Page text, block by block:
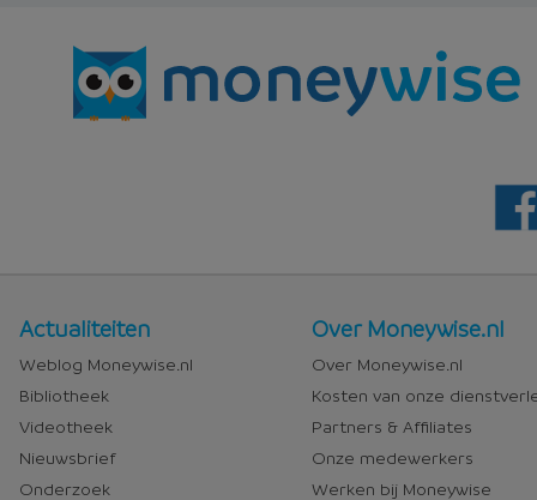
Nieuws
en
media
Actualiteiten
Weblog Moneywise.nl
Bibliotheek
Videotheek
Nieuwsbrief
Onderzoek
Over
Moneywise
Over Moneywise.nl
Over Moneywise.nl
Kosten van onze
Partners & Affiliates
Onze medewerkers
Werken bij Moneywise